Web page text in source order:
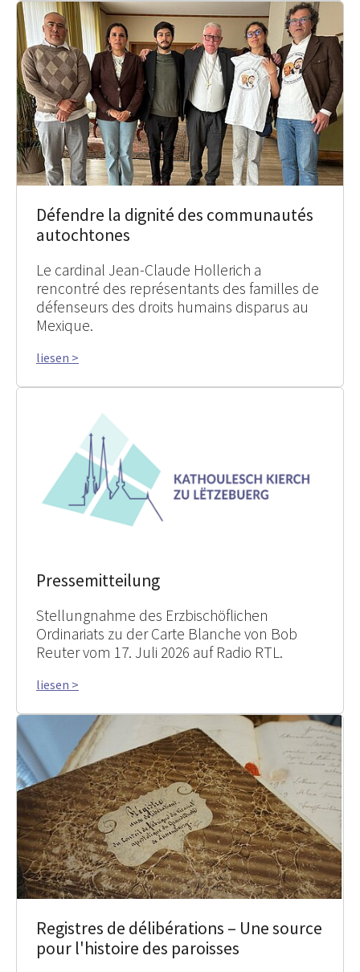
Défendre la dignité des communautés
autochtones
Le cardinal Jean-Claude Hollerich a
rencontré des représentants des familles de
défenseurs des droits humains disparus au
Mexique.
liesen >
Pressemitteilung
Stellungnahme des Erzbischöflichen
Ordinariats zu der Carte Blanche von Bob
Reuter vom 17. Juli 2026 auf Radio RTL.
liesen >
Registres de délibérations – Une source
pour l'histoire des paroisses